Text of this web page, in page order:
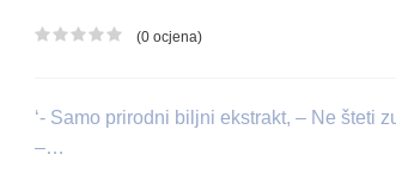
Ocjena proizvoda
(0 ocjena)
‘- Samo prirodni biljni ekstrakt, – Ne šteti
–…